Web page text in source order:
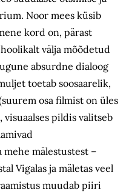
Noor mees küsib
kord on, pärast
välja mõõdetud
absurdne dialoog
toetab soosaarelik,
osa filmist on üles
pildis valitseb
mälestustest –
Vigalas ja mäletas veel
muudab piiri